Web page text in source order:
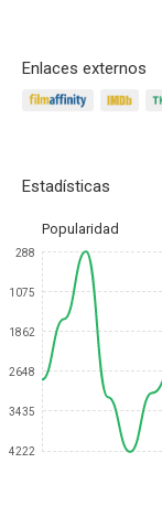
Enlaces externos
Estadísticas
Popularidad
288
1075
1862
2648
3435
4222